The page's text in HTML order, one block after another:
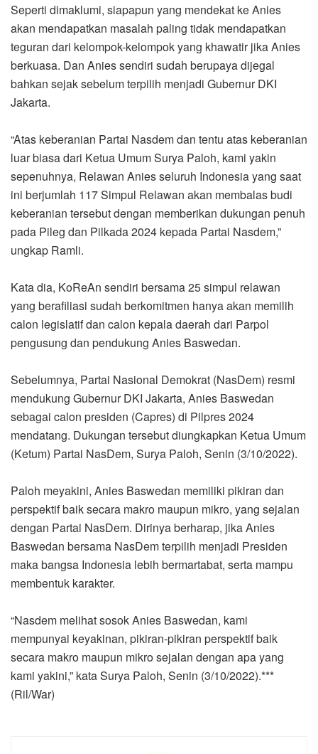
Seperti dimaklumi, siapapun yang mendekat ke Anies
akan mendapatkan masalah paling tidak mendapatkan
teguran dari kelompok-kelompok yang khawatir jika Anies
berkuasa. Dan Anies sendiri sudah berupaya dijegal
bahkan sejak sebelum terpilih menjadi Gubernur DKI
Jakarta.
“Atas keberanian Partai Nasdem dan tentu atas keberanian
luar biasa dari Ketua Umum Surya Paloh, kami yakin
sepenuhnya, Relawan Anies seluruh Indonesia yang saat
ini berjumlah 117 Simpul Relawan akan membalas budi
keberanian tersebut dengan memberikan dukungan penuh
pada Pileg dan Pilkada 2024 kepada Partai Nasdem,”
ungkap Ramli.
Kata dia, KoReAn sendiri bersama 25 simpul relawan
yang berafiliasi sudah berkomitmen hanya akan memilih
calon legislatif dan calon kepala daerah dari Parpol
pengusung dan pendukung Anies Baswedan.
Sebelumnya, Partai Nasional Demokrat (NasDem) resmi
mendukung Gubernur DKI Jakarta, Anies Baswedan
sebagai calon presiden (Capres) di Pilpres 2024
mendatang. Dukungan tersebut diungkapkan Ketua Umum
(Ketum) Partai NasDem, Surya Paloh, Senin (3/10/2022).
Paloh meyakini, Anies Baswedan memiliki pikiran dan
perspektif baik secara makro maupun mikro, yang sejalan
dengan Partai NasDem. Dirinya berharap, jika Anies
Baswedan bersama NasDem terpilih menjadi Presiden
maka bangsa Indonesia lebih bermartabat, serta mampu
membentuk karakter.
“Nasdem melihat sosok Anies Baswedan, kami
mempunyai keyakinan, pikiran-pikiran perspektif baik
secara makro maupun mikro sejalan dengan apa yang
kami yakini,” kata Surya Paloh, Senin (3/10/2022).***
(Ril/War)